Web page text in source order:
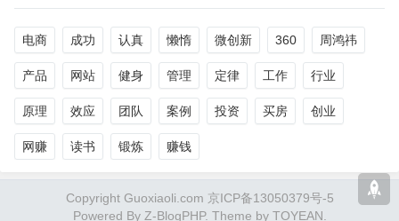
电商 成功 认真 懒惰 微创新 360 周鸿祎
产品 网站 健身 管理 定律 工作 行业
原理 效应 团队 案例 投资 买房 创业
网赚 读书 锻炼 赚钱
Copyright Guoxiaoli.com 京ICP备13050379号-5
Powered By Z-BlogPHP. Theme by TOYEAN